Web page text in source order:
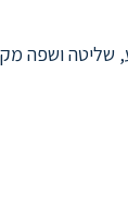
שליטה ושפה